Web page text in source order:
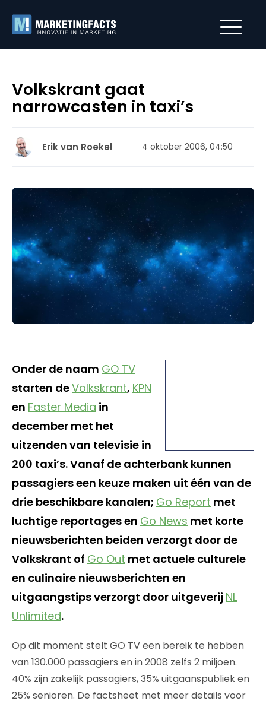
Volkskrant gaat
narrowcasten in taxi’s
Erik van Roekel 4 oktober 2006, 04:50
Onder de naam GO TV
starten deVolkskrant, KPN
en Faster Media in
december met het
uitzenden van televisie in
200 taxi’s. Vanaf de achterbank kunnen
passagiers een keuze maken uit één van de
drie beschikbare kanalen; Go Report met
luchtige reportages en Go News met korte
nieuwsberichten beiden verzorgt door de
Volkskrant of Go Out met actuele culturele
en culinaire nieuwsberichten en
uitgaangstips verzorgt door uitgeverij NL
Unlimited.
Op dit moment stelt GO TV een bereik te hebben
van 130.000 passagiers en in 2008 zelfs 2 miljoen.
40% zijn zakelijk passagiers, 35% uitgaanspubliek en
25% senioren. De factsheet met meer details voor